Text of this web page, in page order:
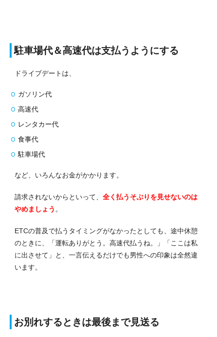
駐車場代＆高速代は支払うようにする
ドライブデートは、
ガソリン代
高速代
レンタカー代
食事代
駐車場代
など、いろんなお金がかかります。
請求されないからといって、 全く払うそぶりを見せないのは
やめましょう 。
ETCの普及で払うタイミングがなかったとしても、途中休憩
のときに、「運転ありがとう。高速代払うね。」「ここは私
に出させて」と、一言伝えるだけでも男性への印象は全然違
います。
お別れするときは最後まで見送る